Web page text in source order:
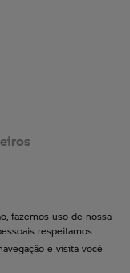
fazemos uso de nossa
respeitamos
e visita você